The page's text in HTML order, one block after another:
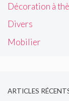
Décoration à
Divers
Mobilier
ARTICLES